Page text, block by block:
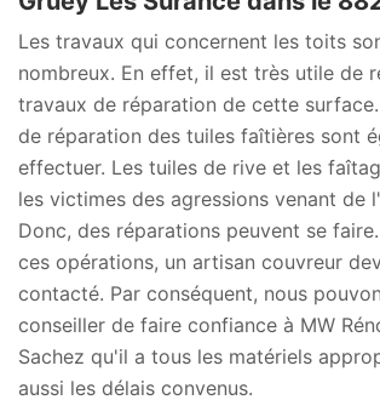
Les travaux qui concernent les toits
nombreux. En effet, il est très utile de
travaux de réparation de cette
de réparation des tuiles faîtières sont
effectuer. Les tuiles de rive et les
les victimes des agressions venant de
Donc, des réparations peuvent se
ces opérations, un artisan couvreur
contacté. Par conséquent, nous
conseiller de faire confiance à MW
Sachez qu'il a tous les matériels
aussi les délais convenus.